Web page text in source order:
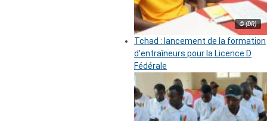
© (DR)
Tchad : lancement de la formation
d’entraîneurs pour la Licence D
Fédérale